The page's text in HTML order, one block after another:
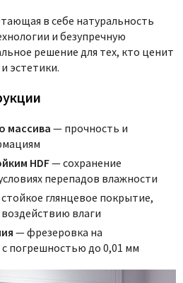
в себе натуральность
и безупречную
решение для тех, кто ценит
эстетики.
массива — прочность и
HDF— сохранение
перепадов влажности
глянцевое покрытие,
влаги
— фрезеровка на
погрешностью до 0,01 мм